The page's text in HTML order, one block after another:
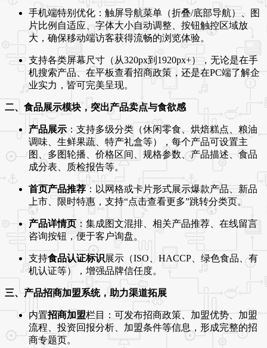
手机端特别优化：触屏导航菜单（折叠/底部导航）、图
片比例自适应、字体大小自动调整、按钮触控区域放
大，确保移动端访客获得流畅的浏览体验。
支持各类屏幕尺寸（从320px到1920px+），无论是在手
机搜索产品、在平板查看招商政策，还是在PC端了解企
业实力，皆可完美呈现。
二、食品展示模块，突出产品卖点与食欲感
产品展示 ：支持多级分类（休闲零食、烘焙糕点、粮油
调味、生鲜果蔬、特产礼盒等），每个产品可设置主
图、多图轮播、价格区间、规格参数、产品描述、食品
成分表、质检报告等。
首页产品推荐：以网格或卡片形式展示爆款产品、新品
上市、限时特惠，支持“点击查看更多”跳转分类页。
产品详情页：集成图文混排、相关产品推荐、在线留言
咨询按钮，便于客户询盘。
支持食品认证标识展示（ISO、HACCP、绿色食品、有
机认证等），增强品牌信任度。
三、产品招商加盟系统，助力渠道拓展
内置招商加盟栏目：可发布招商政策、加盟优势、加盟
流程、投资回报分析、加盟条件等信息，形成完整的招
商专题页。